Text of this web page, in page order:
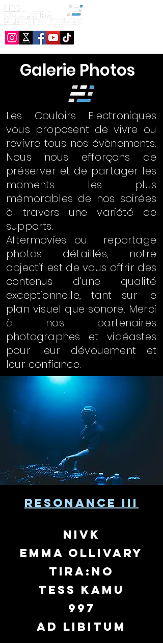
Galerie Photos
Les Couloirs Electroniques
vous proposent de vivre ou
revivre tous nos évènements.
Nous nous efforçons de
préserver et de partager les
moments les plus
mémorables de nos soirées
à travers une variété de
supports.
Aftermovies ou reportage
photos détaillés, notre
objectif est de vous offrir des
contenus d'une qualité
exceptionnelle, tant sur le
plan visuel que sonore. Merci
à nos partenaires
photographes et vidéastes
pour leur dévouement et
leur confiance.
RESONANCE III
NIVK
EMMA OLLIVARY
TIRA:NO
TESS KAMU
997
ad libitum